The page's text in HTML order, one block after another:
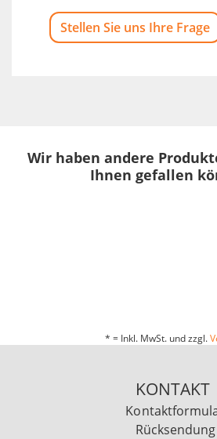
Stellen Sie uns Ihre Frage
Wir haben andere
Ihnen gefallen
* = Inkl. MwSt. und zzgl.
KONTAKT
Rücksendung